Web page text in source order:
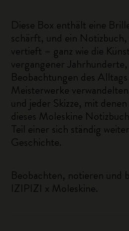
Diese Box enthält eine
schärft, und ein
vertieft – ganz wie die
vergangener
Beobachtungen des
Meisterwerke
und jeder Skizze, mit
dieses Moleskine
Teil einer sich ständig
Geschichte.
Beobachten, notieren und
IZIPIZI x Moleskine.